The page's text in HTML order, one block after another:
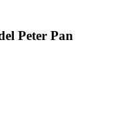
Peter Pan